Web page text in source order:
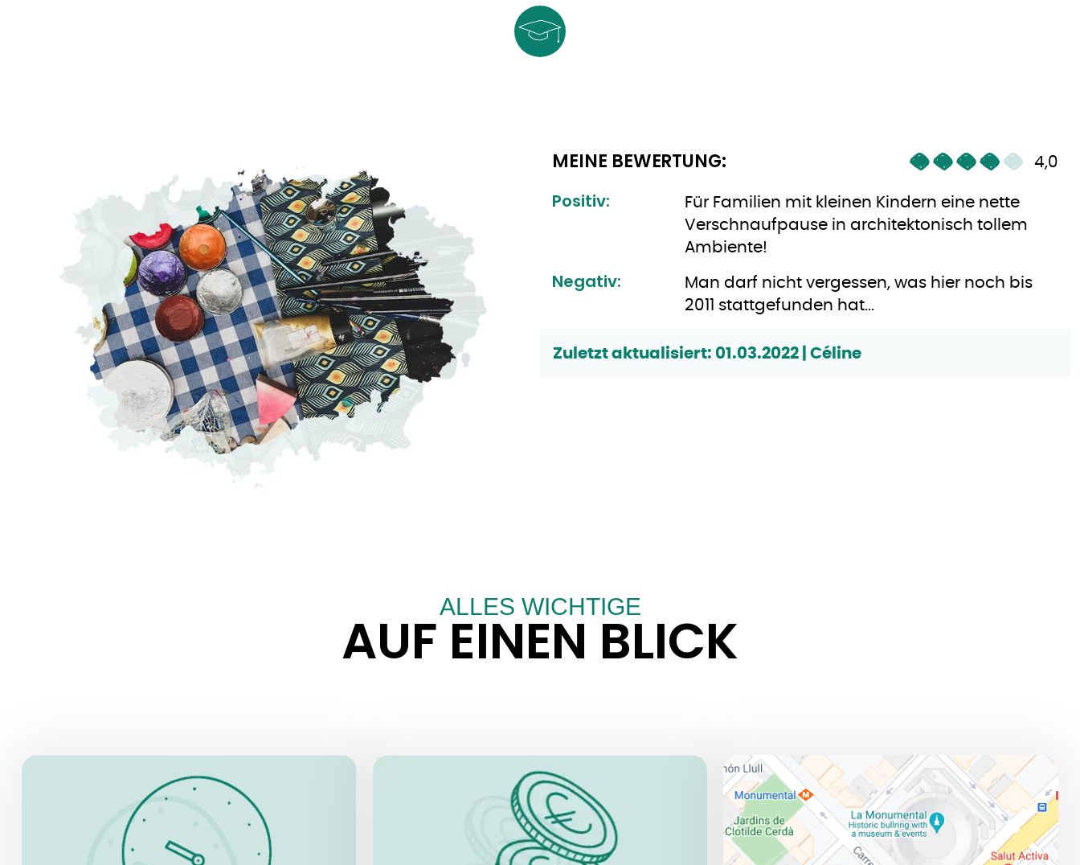
MEINE BEWERTUNG: 4,0
Positiv:
Für Familien mit kleinen Kindern eine nette
Verschnaufpause in architektonisch tollem
Ambiente!
Negativ:
Man darf nicht vergessen, was hier noch bis
2011 stattgefunden hat...
Zuletzt aktualisiert: 01.03.2022 | Céline
ALLES WICHTIGE
AUF EINEN BLICK
ÖFFNUNGSZEITEN PREISE ADRESSE